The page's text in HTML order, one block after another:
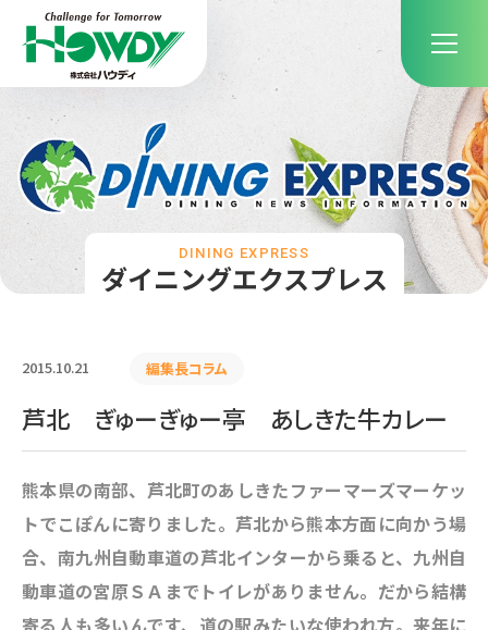
ダイニングエクスプレス
DINING EXPRESS
2015.10.21 編集長コラム
芦北 ぎゅーぎゅー亭 あしきた牛カレー
熊本県の南部、芦北町のあしきたファーマーズマーケッ
トでこぽんに寄りました。芦北から熊本方面に向かう場
合、南九州自動車道の芦北インターから乗ると、九州自
動車道の宮原ＳＡまでトイレがありません。だから結構
寄る人も多いんです、道の駅みたいな使われ方。来年に